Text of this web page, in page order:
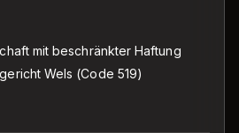
mit beschränkter Haftung
Wels (Code 519)